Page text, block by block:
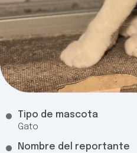
Tipo de mascota
Gato
Nombre del reportante